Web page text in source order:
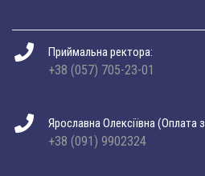
Приймальна ректора:
+38 (057) 705-23-01
Ярославна Олексіївна (Оплата
+38 (091) 9902324